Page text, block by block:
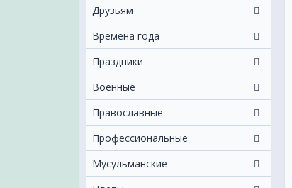
Друзьям
Времена года
Праздники
Военные
Православные
Профессиональные
Мусульманские